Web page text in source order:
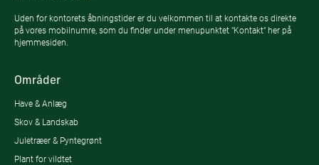
Uden for kontorets åbningstider er du velkommen til at kontakte os direkte
på vores mobilnumre, som du finder under menupunktet "Kontakt" her på
hjemmesiden.
Områder
Have & Anlæg
Skov & Landskab
Juletræer & Pyntegrønt
Plant for vildtet